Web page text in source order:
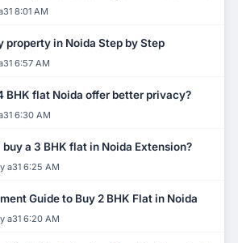
8:01 AM
property in Noida Step by Step
6:57 AM
BHK flat Noida offer better privacy?
6:30 AM
a 3 BHK flat in Noida Extension?
a31 6:25 AM
Guide to Buy 2 BHK Flat in Noida
a31 6:20 AM